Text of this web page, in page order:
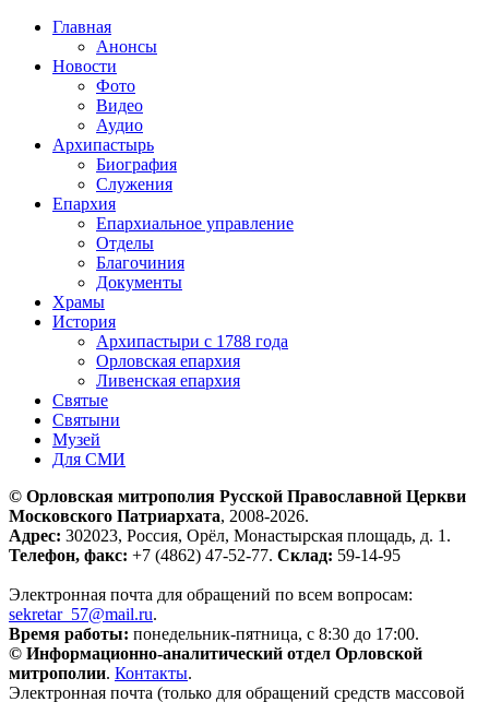
Главная
Анонсы
Новости
Фото
Видео
Аудио
Архипастырь
Биография
Служения
Епархия
Епархиальное управление
Отделы
Благочиния
Документы
Храмы
История
Архипастыри с 1788 года
Орловская епархия
Ливенская епархия
Святые
Святыни
Музей
Для СМИ
© Орловская митрополия Русской Православной Церкви
Московского Патриархата, 2008-2026.
Адрес: 302023, Россия, Орёл, Монастырская площадь, д. 1.
Телефон, факс: +7 (4862) 47-52-77. Склад: 59-14-95
Электронная почта для обращений по всем вопросам:
sekretar_57@mail.ru.
Время работы: понедельник-пятница, с 8:30 до 17:00.
© Информационно-аналитический отдел Орловской
митрополии. Контакты.
Электронная почта (только для обращений средств массовой